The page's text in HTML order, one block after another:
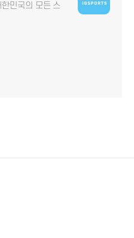
민국의 모든 스